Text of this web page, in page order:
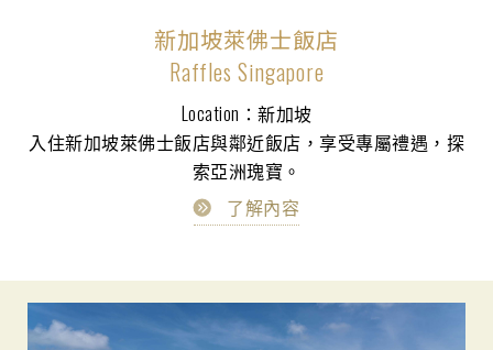
新加坡萊佛士飯店
Raffles Singapore
Location：新加坡
入住新加坡萊佛士飯店與鄰近飯店，享受專屬禮遇，探
索亞洲瑰寶。
了解內容